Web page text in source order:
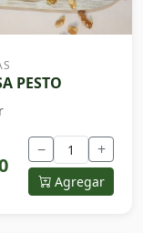
PESTO
− +
Agregar